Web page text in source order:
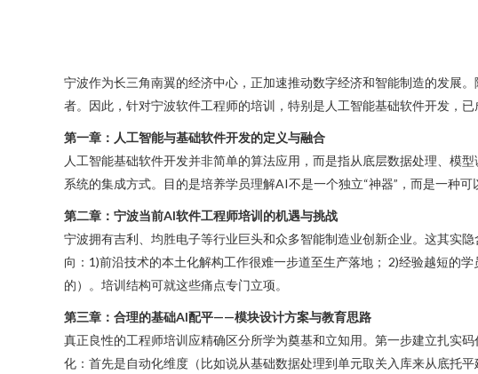
宁波作为长三角南翼的经济中心，正加速推动数字经济和智能制造的发展
者。因此，针对宁波软件工程师的培训，特别是人工智能基础软件开发，已
第一章：人工智能与基础软件开发的定义与融合
人工智能基础软件开发并非简单的算法应用，而是指从底层数据处理、模
系统的集成方式。目的是培养学员理解AI不是一个独立“神器”，而是一种可
第二章：宁波当前AI软件工程师培训的机遇与挑战
宁波拥有吉利、均胜电子等行业巨头和众多智能制造业创新企业。这其实
向：1)前沿技术的本土化解构工作很难一步道至生产落地； 2)经验越短的
的）。培训结构可就这些痛点专门立项。
第三章：合理的基础AI配平——模块设计方案与教育思路
真正良性的工程师培训应精确区分所学为奠基和立知用。第一步建立扎实
化：首先是自动化维度（比如说从基础数据处理到单元取关入库来从底托